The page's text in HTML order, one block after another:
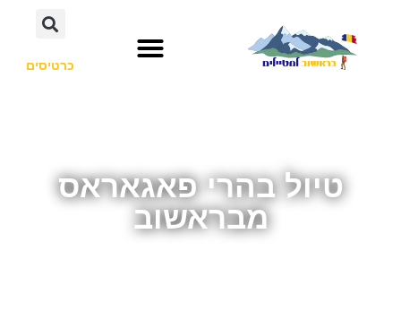
כרטיסים
טיול בהרי פאגאראס
מבראשוב